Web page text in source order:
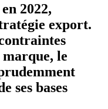
2022,
export.
le
ses bases